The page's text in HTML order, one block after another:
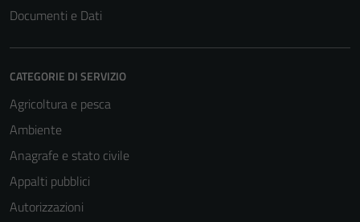
Documenti e Dati
CATEGORIE DI SERVIZIO
Agricoltura e pesca
Ambiente
Anagrafe e stato civile
Appalti pubblici
Autorizzazioni